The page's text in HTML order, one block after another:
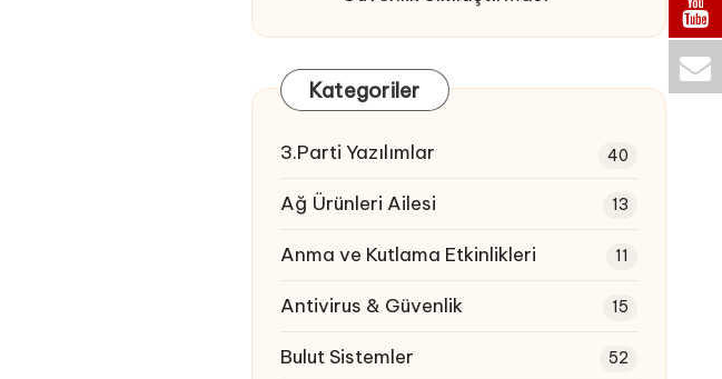
Kategoriler
3.Parti Yazılımlar 40
Ağ Ürünleri Ailesi 13
Anma ve Kutlama Etkinlikleri 11
Antivirus & Güvenlik 15
Bulut Sistemler 52